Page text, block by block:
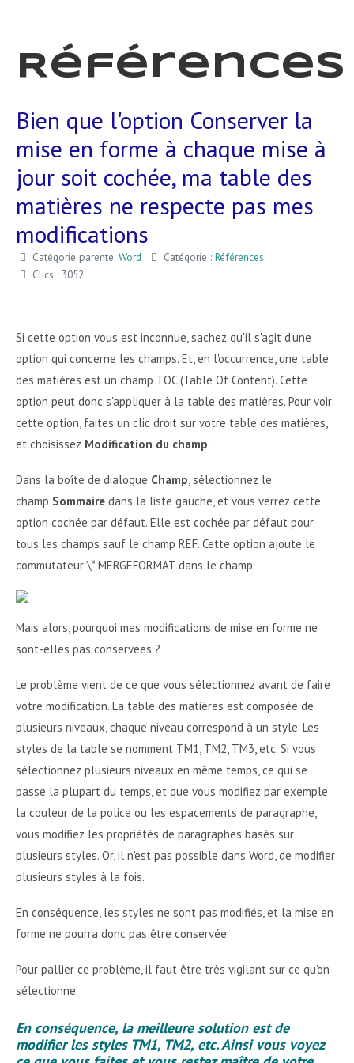
Références
Bien que l'option Conserver la
mise en forme à chaque mise à
jour soit cochée, ma table des
matières ne respecte pas mes
modifications
Catégorie parente: Word Catégorie : Références
Clics : 3052
Si cette option vous est inconnue, sachez qu'il s'agit d'une
option qui concerne les champs. Et, en l'occurrence, une table
des matières est un champ TOC (Table Of Content). Cette
option peut donc s'appliquer à la table des matières. Pour voir
cette option, faites un clic droit sur votre table des matières,
et choisissez Modification du champ.
Dans la boîte de dialogue Champ, sélectionnez le
champ Sommaire dans la liste gauche, et vous verrez cette
option cochée par défaut. Elle est cochée par défaut pour
tous les champs sauf le champ REF. Cette option ajoute le
commutateur \* MERGEFORMAT dans le champ.
Mais alors, pourquoi mes modifications de mise en forme ne
sont-elles pas conservées ?
Le problème vient de ce que vous sélectionnez avant de faire
votre modification. La table des matières est composée de
plusieurs niveaux, chaque niveau correspond à un style. Les
styles de la table se nomment TM1, TM2, TM3, etc. Si vous
sélectionnez plusieurs niveaux en même temps, ce qui se
passe la plupart du temps, et que vous modifiez par exemple
la couleur de la police ou les espacements de paragraphe,
vous modifiez les propriétés de paragraphes basés sur
plusieurs styles. Or, il n'est pas possible dans Word, de modifier
plusieurs styles à la fois.
En conséquence, les styles ne sont pas modifiés, et la mise en
forme ne pourra donc pas être conservée.
Pour pallier ce problème, il faut être très vigilant sur ce qu'on
sélectionne.
En conséquence, la meilleure solution est de
modifier les styles TM1, TM2, etc. Ainsi vous voyez